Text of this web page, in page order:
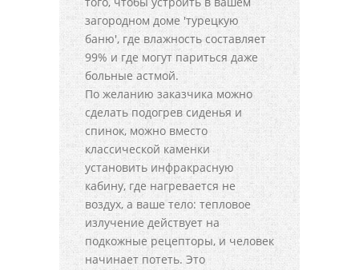
загородном доме 'турецкую
баню', где влажность составляет
99% и где могут париться даже
больные астмой.
По желанию заказчика можно
сделать подогрев сиденья и
спинок, можно вместо
классической каменки
установить инфракрасную
кабину, где нагревается не
воздух, а ваше тело: тепловое
излучение действует на
подкожные рецепторы, и человек
начинает потеть. Это